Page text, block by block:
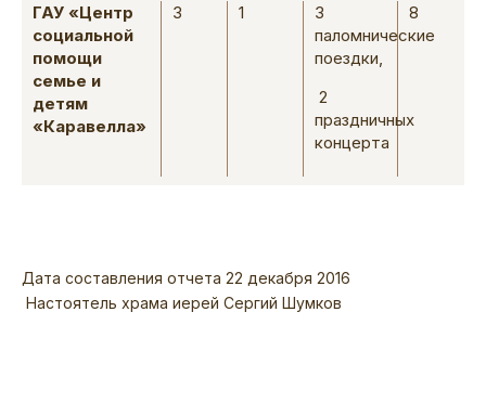
ГАУ «Центр
социальной
помощи
семье и
детям
«Каравелла»
3 1
3
паломнические
поездки,
2
праздничных
концерта
8
Дата составления отчета 22 декабря 2016
Настоятель храма иерей Сергий Шумков